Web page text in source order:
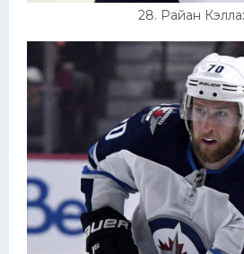
28. Райан